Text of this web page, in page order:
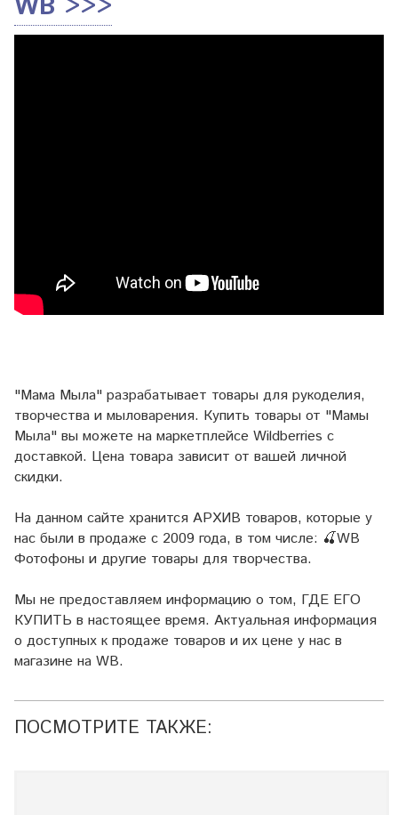
WB >>>
"Мама Мыла" разрабатывает товары для рукоделия,
творчества и мыловарения. Купить товары от "Мамы
Мыла" вы можете на маркетплейсе Wildberries с
доставкой. Цена товара зависит от вашей личной
скидки.
На данном сайте хранится АРХИВ товаров, которые у
нас были в продаже с 2009 года, в том числе: 🍒WB
Фотофоны и другие товары для творчества.
Мы не предоставляем информацию о том, ГДЕ ЕГО
КУПИТЬ в настоящее время. Актуальная информация
о доступных к продаже товаров и их цене у нас в
магазине на WB.
ПОСМОТРИТЕ ТАКЖЕ: